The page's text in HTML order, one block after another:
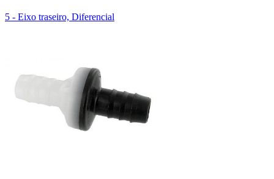
5 - Eixo traseiro, Diferencial